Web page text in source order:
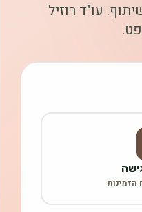
עו"ד רוזיל
הזמינות